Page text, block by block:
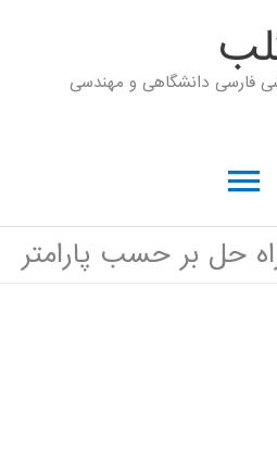
فارسی دانشگاهی و مهندسی
فهرست
اصلی
حل بر حسب پارامتر